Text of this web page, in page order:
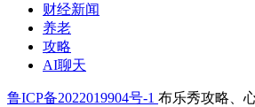
财经新闻
养老
攻略
AI聊天
鲁ICP备2022019904号-1 布乐秀攻略、